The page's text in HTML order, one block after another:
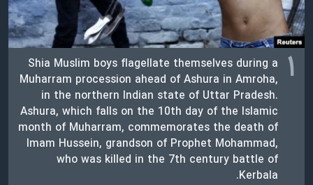
اسرائیل در جنگ
گالری عکس
آرشیو پخش زنده
ورزش زنان در ایران
اعتراضات زن، زندگی، آزادی
مجموعه مستندهای دادخواهی
تریبونال مردمی آبان ۹۸
دادگاه حمید نوری
چهل سال گروگان‌گیری
قانون شفافیت دارائی کادر رهبری ایران
زبانهای مختلف
۱
Shia Muslim boys flagellate themselves during a
Muharram procession ahead of Ashura in Amroha,
in the northern Indian state of Uttar Pradesh.
Ashura, which falls on the 10th day of the Islamic
month of Muharram, commemorates the death of
Imam Hussein, grandson of Prophet Mohammad,
who was killed in the 7th century battle of
Kerbala.